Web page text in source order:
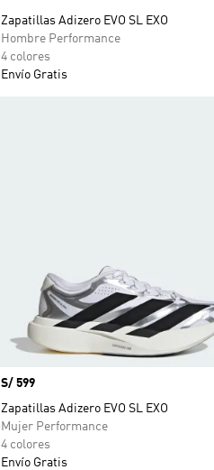
Zapatillas Adizero EVO SL EXO
Hombre Performance
4 colores
Envío Gratis
Precio
S/ 599
Zapatillas Adizero EVO SL EXO
Mujer Performance
4 colores
Envío Gratis